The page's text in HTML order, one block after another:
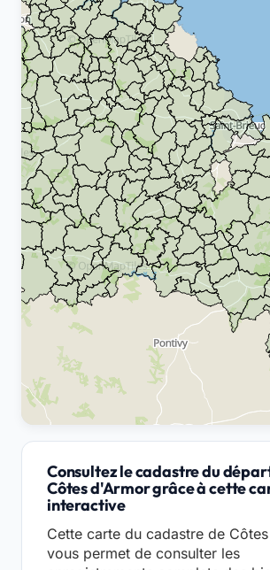
Consultez le cadastre du
Côtes d'Armor grâce à cette
interactive
Cette carte du cadastre de
vous permet de consulter les